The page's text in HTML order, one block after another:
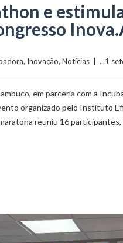
e
, Inovação, Notícias
|  ...1
em parceria com a
organizado pelo Instituto
reuniu 16